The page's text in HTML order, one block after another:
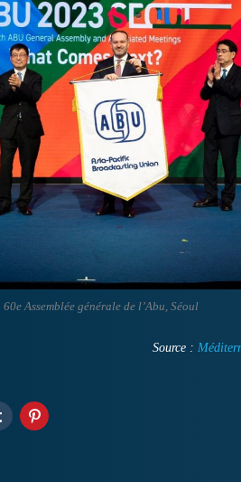
60e Assemblée générale de l’Abu, Séoul
Source :